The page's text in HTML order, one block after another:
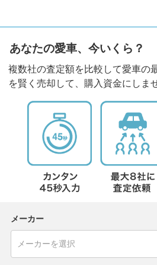
あなたの愛車、今いくら？
複数社の査定額を比較して愛車の
を賢く売却して、購入資金にしま
メーカー